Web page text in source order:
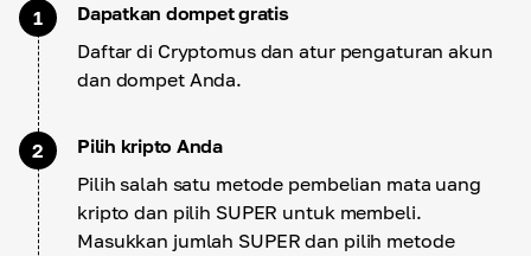
1
Dapatkan dompet gratis
Daftar di Cryptomus dan atur pengaturan akun
dan dompet Anda.
2
Pilih kripto Anda
Pilih salah satu metode pembelian mata uang
kripto dan pilih SUPER untuk membeli.
Masukkan jumlah SUPER dan pilih metode